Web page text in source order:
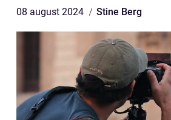
08 august 2024 Stine Berg